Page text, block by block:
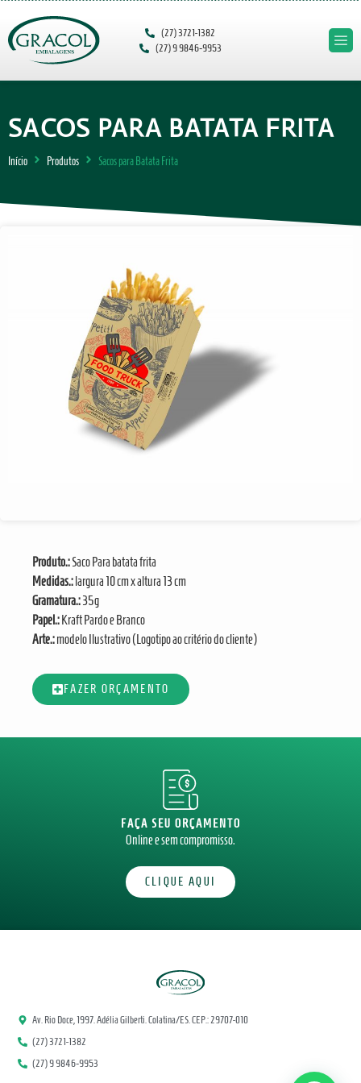
(27) 3721-1382
(27) 9 9846‑9953‬
SACOS PARA BATATA FRITA
Início Produtos Sacos para Batata Frita
Produto.:Saco Para batata frita
Medidas.: largura 10 cm x altura 13 cm
Gramatura.:35g
Papel.: Kraft Pardo e Branco
Arte.:modelo Ilustrativo (Logotipo ao critério do cliente)
FAZER ORÇAMENTO
FAÇA SEU ORÇAMENTO
Online e sem compromisso.
CLIQUE AQUI
Av. Rio Doce, 1997. Adélia Gilberti. Colatina/ES. CEP.: 29707-010
(27) 3721-1382
(27) 9 9846‑9953‬